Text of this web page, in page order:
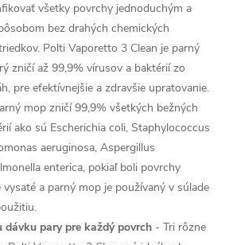
všetky povrchy jednoduchým a
bez drahých chemických
Polti Vaporetto 3 Clean je parný
zničí až 99,9% vírusov a baktérií zo
pre efektívnejšie a zdravšie upratovanie.
mop zničí 99,9% všetkých bežných
ako sú Escherichia coli, Staphylococcus
aeruginosa, Aspergillus
enterica, pokiaľ boli povrchy
a parný mop je používaný v súlade
dávku pary pre každý povrch - Tri rôzne